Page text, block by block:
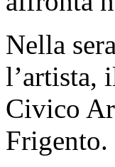
Nella
l’artista,
Civico
Frigento.